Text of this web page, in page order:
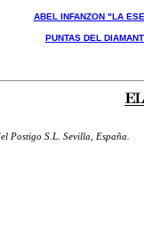
ABEL INFANZON "LA
PUNTAS DEL
Postigo S.L. Sevilla, España.